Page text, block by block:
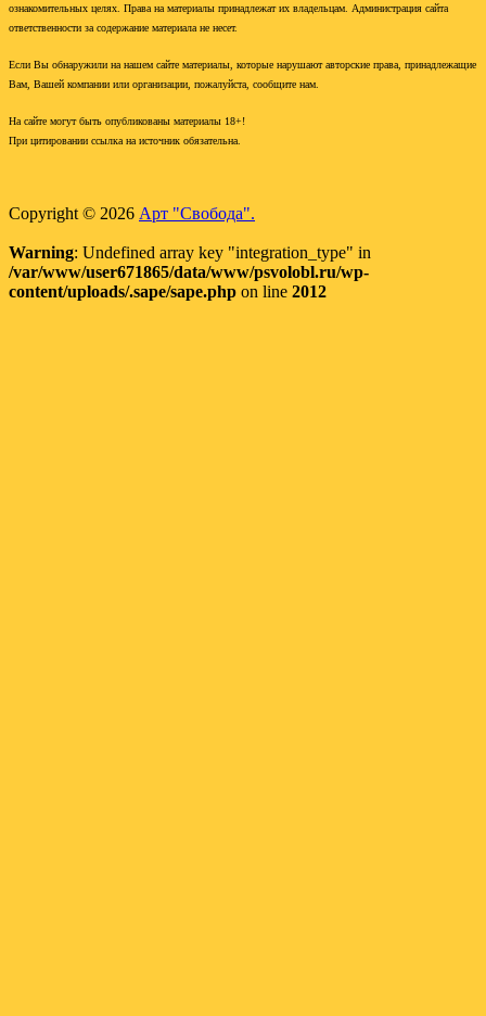
ознакомительных целях. Права на материалы принадлежат их владельцам. Администрация сайта
ответственности за содержание материала не несет.
Если Вы обнаружили на нашем сайте материалы, которые нарушают авторские права, принадлежащие
Вам, Вашей компании или организации, пожалуйста, сообщите нам.
На сайте могут быть опубликованы материалы 18+!
При цитировании ссылка на источник обязательна.
Copyright © 2026 Арт "Свобода".
Warning: Undefined array key "integration_type" in
/var/www/user671865/data/www/psvolobl.ru/wp-
content/uploads/.sape/sape.php on line 2012